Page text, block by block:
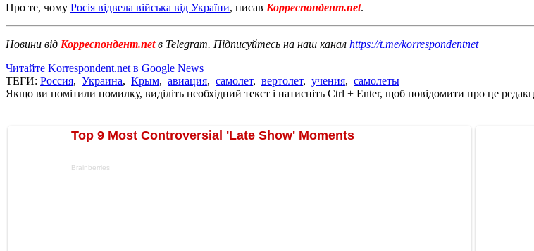
Про те, чому Росія відвела війська від України, писав Корреспондент.net.
Новини від Корреспондент.netв Telegram. Підписуйтесь на наш канал https://t.me/korrespondentnet
Читайте Korrespondent.net в Google News
ТЕГИ: Россия, Украина, Крым, авиация, самолет, вертолет, учения, самолеты
Якщо ви помітили помилку, виділіть необхідний текст і натисніть Ctrl + Enter, щоб повідомити про це